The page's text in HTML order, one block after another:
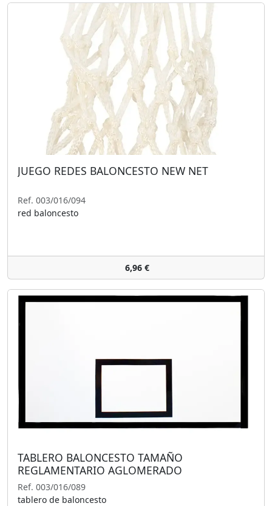
JUEGO REDES BALONCESTO NEW NET
Ref. 003/016/094
red baloncesto
6,96 €
TABLERO BALONCESTO TAMAÑO
REGLAMENTARIO AGLOMERADO
Ref. 003/016/089
tablero de baloncesto